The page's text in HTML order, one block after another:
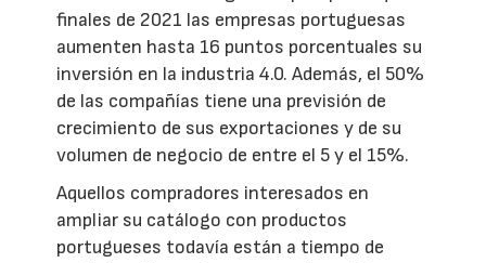
finales de 2021 las empresas portuguesas
aumenten hasta 16 puntos porcentuales su
inversión en la industria 4.0. Además, el 50%
de las compañías tiene una previsión de
crecimiento de sus exportaciones y de su
volumen de negocio de entre el 5 y el 15%.
Aquellos compradores interesados en
ampliar su catálogo con productos
portugueses todavía están a tiempo de